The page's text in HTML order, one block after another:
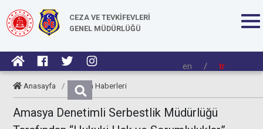
CEZA VE TEVKİFEVLERİ
GENEL MÜDÜRLÜĞÜ
en / tr
Anasayfa / Kurum Haberleri
Amasya Denetimli Serbestlik Müdürlüğü